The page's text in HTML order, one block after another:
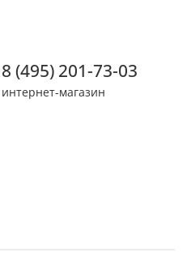
8 (495) 201-73-03
интернет-магазин